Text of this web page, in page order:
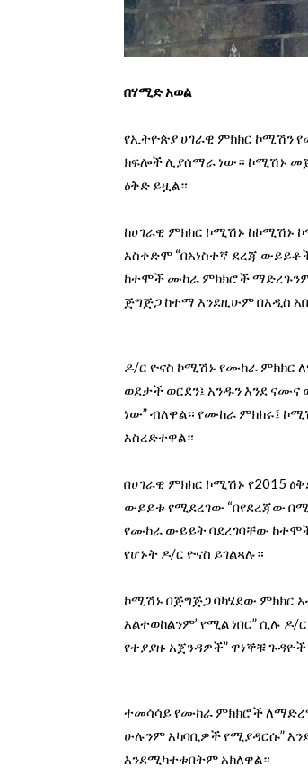
በሃሚድ አወል
የኢትዮጵያ ሀገራዊ ምክክር ኮሚሽን
ክፍሎች ሊያሰማራ ነው። ኮሚሽኑ
ዕቅድ ይዟል።
ከሀገራዊ ምክክር ኮሚሽኑ ከኮሚሽኑ
አስቀድሞ “በአነስተኛ ደረጃ
ከተሞች ሙከራ ምክክሮች ማድረጉንም
ጅግጅጋ ከተማ እንደዚሁም በአዲስ
ዶ/ር ዮናስ ኮሚሽኑ የሙከራ ምክክር
ወደታች ወርደን፤ አንዱን እንደ ናሙና
ነው” ብለዋል። የሙከራ ምክክሩ፤
አስረድተዋል።
በሀገራዊ ምክክር ኮሚሽኑ የ2015
ውይይቱ የሚደረገው “በየደረጃው
የሙከራ ውይይት ባደረገባቸው ከተሞች
የሆኑት ዶ/ር ዮናስ ይገልጻሉ።
ኮሚሽኑ በጅግጅጋ ባካሄደው ምክክር
አልተወከልንም’ የሚል ነበር” ሲሉ ዶ/
የተያያዙ አጀንዳዎች” ዋነኞቹ
ተመሳሳይ የሙከራ ምክክሮች
ሁሉንም አካባቢዎች የሚያዳርሱ”
እንደሚካተቱበትም አክለዋል።